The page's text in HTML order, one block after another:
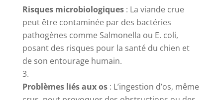
Risques microbiologiques: La viande crue
peut être contaminée par des bactéries
pathogènes comme Salmonella ou E. coli,
posant des risques pour la santé du chien et
de son entourage humain.
Problèmes liés aux os: L’ingestion d’os, même